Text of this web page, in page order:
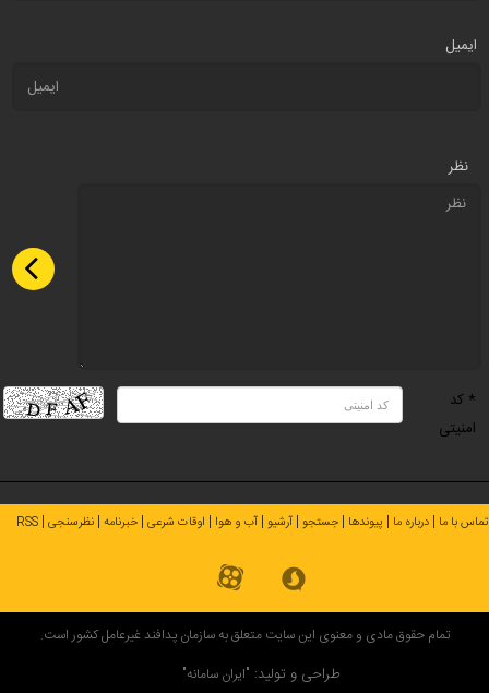
ایمیل
نظر
* کد
امنیتی
تماس با ما درباره ما پیوندها جستجو آرشیو آب و هوا اوقات شرعی خبرنامه نظرسنجی RSS
تمام حقوق مادی و معنوی این سایت متعلق به سازمان پدافند غیرعامل کشور است.
طراحی و تولید: "ایران سامانه"